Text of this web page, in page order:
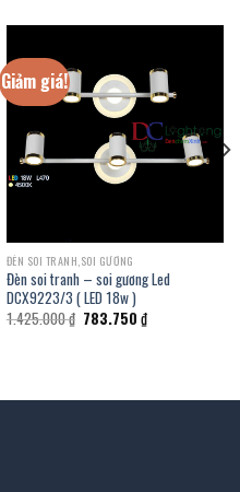
Giảm giá!
ĐÈN SOI TRANH,SOI GƯƠNG
Đèn soi tranh – soi gương Led
DCX9223/3 ( LED 18w )
1.425.000₫ Giá
gốc
783.750 ₫Giá
hiện